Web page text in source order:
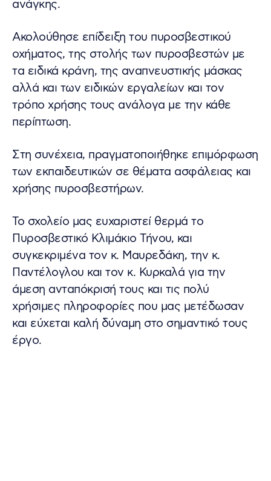
ανάγκης.
Ακολούθησε επίδειξη του πυροσβεστικού
οχήματος, της στολής των πυροσβεστών με
τα ειδικά κράνη, της αναπνευστικής μάσκας
αλλά και των ειδικών εργαλείων και τον
τρόπο χρήσης τους ανάλογα με την κάθε
περίπτωση.
Στη συνέχεια, πραγματοποιήθηκε επιμόρφωση
των εκπαιδευτικών σε θέματα ασφάλειας και
χρήσης πυροσβεστήρων.
Το σχολείο μας ευχαριστεί θερμά το
Πυροσβεστικό Κλιμάκιο Τήνου, και
συγκεκριμένα τον κ. Μαυρεδάκη, την κ.
Παντέλογλου και τον κ. Κυρκαλά για την
άμεση ανταπόκρισή τους και τις πολύ
χρήσιμες πληροφορίες που μας μετέδωσαν
και εύχεται καλή δύναμη στο σημαντικό τους
έργο.